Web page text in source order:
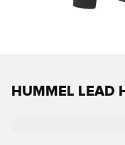
HUMMEL LEAD